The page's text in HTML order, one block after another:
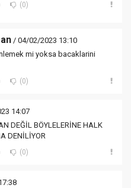
(0)
/ 04/02/2023 13:10
mi yoksa bacaklarini
(0)
14:07
DEĞİL BÖYLELERİNE HALK
DENİLİYOR
(0)